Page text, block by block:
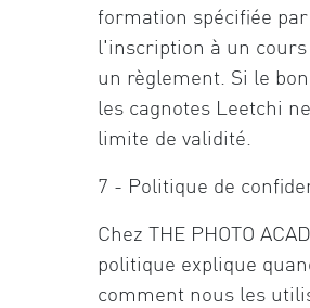
formation spécifiée
l'inscription à un
un règlement. Si le
les cagnotes Leetchi
limite de validité.
7 - Politique de
Chez THE PHOTO
politique explique
comment nous les